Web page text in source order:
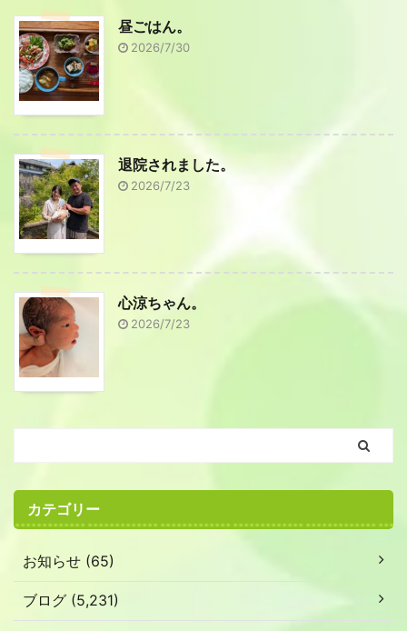
昼ごはん。
2026/7/30
退院されました。
2026/7/23
心涼ちゃん。
2026/7/23
カテゴリー
お知らせ (65)
ブログ (5,231)